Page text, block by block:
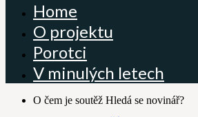
Home
O projektu
Porotci
V minulých letech
O čem je soutěž Hledá se novinář?